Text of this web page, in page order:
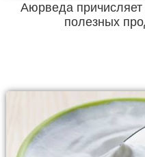
Аюрведа причисляет
полезных